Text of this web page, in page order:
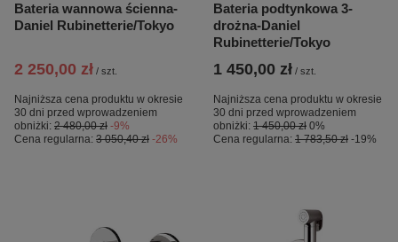
Bateria wannowa ścienna-
Daniel Rubinetterie/Tokyo
2 250,00 zł / szt.
Najniższa cena produktu w okresie
30 dni przed wprowadzeniem
obniżki: 2 480,00 zł -9%
Cena regularna: 3 050,40 zł -26%
Bateria podtynkowa 3-
drożna-Daniel
Rubinetterie/Tokyo
1 450,00 zł / szt.
Najniższa cena produktu w okresie
30 dni przed wprowadzeniem
obniżki: 1 450,00 zł 0%
Cena regularna: 1 783,50 zł -19%